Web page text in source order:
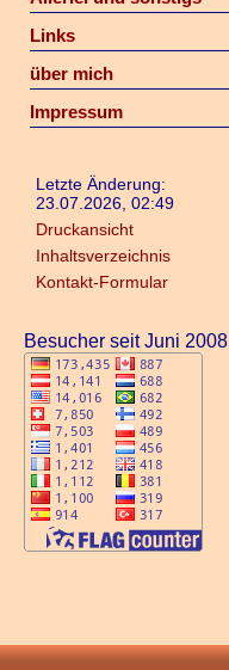
Links
über mich
Impressum
Letzte Änderung:
23.07.2026, 02:49
Druckansicht
Inhaltsverzeichnis
Kontakt-Formular
Besucher seit Juni 2008